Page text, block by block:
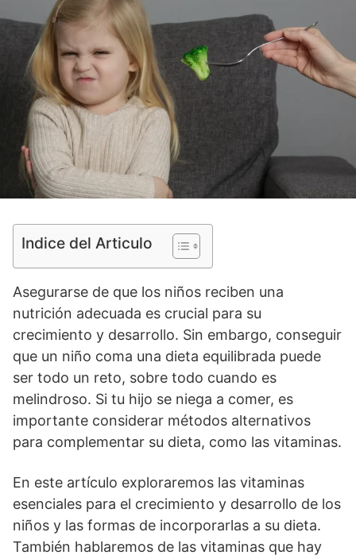
Indice del Articulo
Asegurarse de que los niños reciben una
nutrición adecuada es crucial para su
crecimiento y desarrollo. Sin embargo, conseguir
que un niño coma una dieta equilibrada puede
ser todo un reto, sobre todo cuando es
melindroso. Si tu hijo se niega a comer, es
importante considerar métodos alternativos
para complementar su dieta, como las vitaminas.
En este artículo exploraremos las vitaminas
esenciales para el crecimiento y desarrollo de los
niños y las formas de incorporarlas a su dieta.
También hablaremos de las vitaminas que hay